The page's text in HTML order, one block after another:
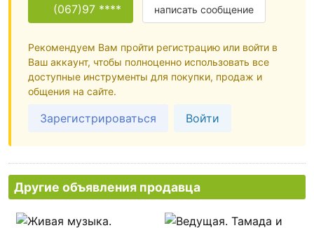
(067)97 ****
написать сообщение
Рекомендуем Вам пройти регистрацию или войти в
Ваш аккаунт, чтобы полноценно использовать все
доступные инструменты для покупки, продаж и
общения на сайте.
Зарегистрироваться Войти
Другие объявления продавца